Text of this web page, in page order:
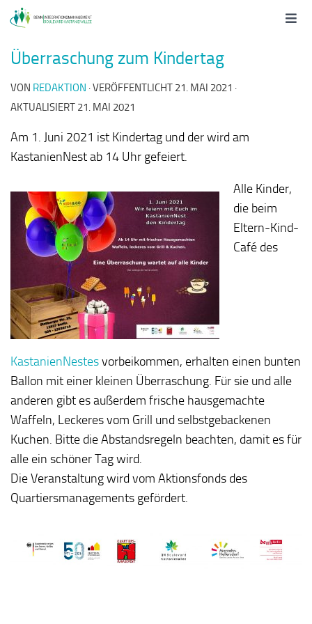
Überraschung zum Kindertag
VON REDAKTION · VERÖFFENTLICHT 21. MAI 2021 ·
AKTUALISIERT 21. MAI 2021
Am 1. Juni 2021 ist Kindertag und der wird am
KastanienNest ab 14 Uhr gefeiert.
Alle Kinder,
die beim
Eltern-Kind-
Café des
KastanienNestesvorbeikommen, erhalten einen bunten
Ballon mit einer kleinen Überraschung. Für sie und alle
anderen gibt es außerdem frische hausgemachte
Waffeln, Leckeres vom Grill und selbstgebackenen
Kuchen. Bitte die Abstandsregeln beachten, damit es für
alle ein schöner Tag wird.
Die Veranstaltung wird vom Aktionsfonds des
Quartiersmanagements gefördert.